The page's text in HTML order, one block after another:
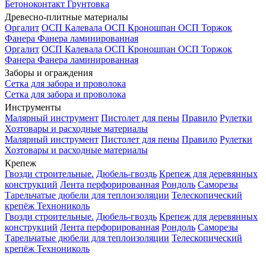
Бетоноконтакт Грунтовка
Древесно-плитные материалы
Оргалит ОСП Калевала ОСП Кроношпан ОСП Торжок
Фанера Фанера ламинированная
Оргалит ОСП Калевала ОСП Кроношпан ОСП Торжок
Фанера Фанера ламинированная
Заборы и ограждения
Сетка для забора и проволока
Сетка для забора и проволока
Инструменты
Малярный инструмент Пистолет для пены Правило Рулетки
Хозтовары и расходные материалы
Малярный инструмент Пистолет для пены Правило Рулетки
Хозтовары и расходные материалы
Крепеж
Гвозди строительные. Дюбель-гвоздь Крепеж для деревянных
конструкций Лента перфорированная Рондоль Саморезы
Тарельчатые дюбели для теплоизоляции Телескопический
крепёж Технониколь
Гвозди строительные. Дюбель-гвоздь Крепеж для деревянных
конструкций Лента перфорированная Рондоль Саморезы
Тарельчатые дюбели для теплоизоляции Телескопический
крепёж Технониколь